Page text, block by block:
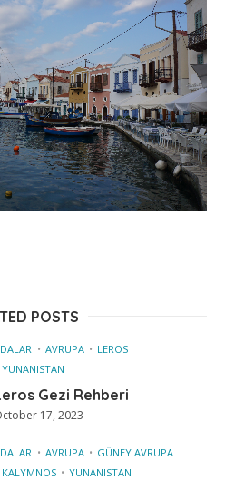
POSTS
AVRUPA
LEROS
YUNANISTAN
Gezi Rehberi
17, 2023
AVRUPA
GÜNEY AVRUPA
KALYMNOS
YUNANISTAN